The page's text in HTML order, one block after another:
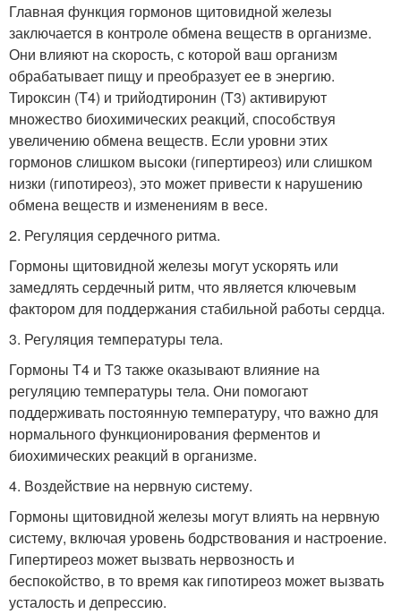
Главная функция гормонов щитовидной железы
заключается в контроле обмена веществ в организме.
Они влияют на скорость, с которой ваш организм
обрабатывает пищу и преобразует ее в энергию.
Тироксин (T4) и трийодтиронин (T3) активируют
множество биохимических реакций, способствуя
увеличению обмена веществ. Если уровни этих
гормонов слишком высоки (гипертиреоз) или слишком
низки (гипотиреоз), это может привести к нарушению
обмена веществ и изменениям в весе.
2. Регуляция сердечного ритма.
Гормоны щитовидной железы могут ускорять или
замедлять сердечный ритм, что является ключевым
фактором для поддержания стабильной работы сердца.
3. Регуляция температуры тела.
Гормоны T4 и T3 также оказывают влияние на
регуляцию температуры тела. Они помогают
поддерживать постоянную температуру, что важно для
нормального функционирования ферментов и
биохимических реакций в организме.
4. Воздействие на нервную систему.
Гормоны щитовидной железы могут влиять на нервную
систему, включая уровень бодрствования и настроение.
Гипертиреоз может вызвать нервозность и
беспокойство, в то время как гипотиреоз может вызвать
усталость и депрессию.